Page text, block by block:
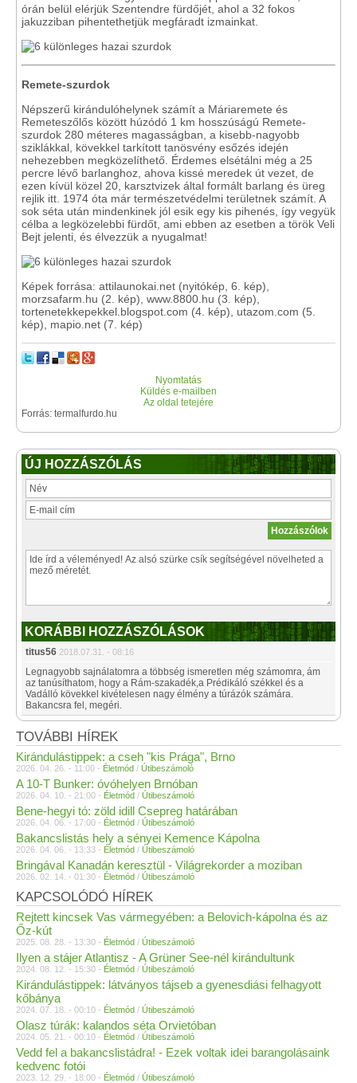
órán belül elérjük Szentendre fürdőjét, ahol a 32 fokos
jakuzziban pihentethetjük megfáradt izmainkat.
Remete-szurdok
Népszerű kirándulóhelynek számít a Máriaremete és
Remeteszőlős között húzódó 1 km hosszúságú Remete-
szurdok 280 méteres magasságban, a kisebb-nagyobb
sziklákkal, kövekkel tarkított tanösvény esőzés idején
nehezebben megközelíthető. Érdemes elsétálni még a 25
percre lévő barlanghoz, ahova kissé meredek út vezet, de
ezen kívül közel 20, karsztvizek által formált barlang és üreg
rejlik itt. 1974 óta már természetvédelmi területnek számít. A
sok séta után mindenkinek jól esik egy kis pihenés, így vegyük
célba a legközelebbi fürdőt, ami ebben az esetben a török Veli
Bejt jelenti, és élvezzük a nyugalmat!
Képek forrása: attilaunokai.net (nyitókép, 6. kép),
morzsafarm.hu (2. kép), www.8800.hu (3. kép),
tortenetekkepekkel.blogspot.com (4. kép), utazom.com (5.
kép), mapio.net (7. kép)
Nyomtatás
Küldés e-mailben
Az oldal tetejére
Forrás: termalfurdo.hu
ÚJ HOZZÁSZÓLÁS
KORÁBBI HOZZÁSZÓLÁSOK
titus56 2018.07.31. - 08:16
Legnagyobb sajnálatomra a többség ismeretlen még számomra, ám
az tanúsíthatom, hogy a Rám-szakadék,a Prédikáló székkel és a
Vadálló kövekkel kivételesen nagy élmény a túrázók számára.
Bakancsra fel, megéri.
TOVÁBBI HÍREK
Kirándulástippek: a cseh "kis Prága", Brno
2026. 04. 26. - 11:00 - Életmód / Útibeszámoló
A 10-T Bunker: óvóhelyen Brnóban
2026. 04. 10. - 21:00 - Életmód / Útibeszámoló
Bene-hegyi tó: zöld idill Csepreg határában
2026. 04. 06. - 17:00 - Életmód / Útibeszámoló
Bakancslistás hely a sényei Kemence Kápolna
2026. 04. 06. - 13:33 - Életmód / Útibeszámoló
Bringával Kanadán keresztül - Világrekorder a moziban
2026. 02. 14. - 01:30 - Életmód / Útibeszámoló
KAPCSOLÓDÓ HÍREK
Rejtett kincsek Vas vármegyében: a Belovich-kápolna és az
Őz-kút
2025. 08. 28. - 13:30 - Életmód / Útibeszámoló
Ilyen a stájer Atlantisz - A Grüner See-nél kirándultunk
2024. 08. 12. - 15:30 - Életmód / Útibeszámoló
Kirándulástippek: látványos tájseb a gyenesdiási felhagyott
kőbánya
2024. 07. 18. - 00:10 - Életmód / Útibeszámoló
Olasz túrák: kalandos séta Orvietóban
2024. 05. 21. - 00:10 - Életmód / Útibeszámoló
Vedd fel a bakancslistádra! - Ezek voltak idei barangolásaink
kedvenc fotói
2023. 12. 29. - 18:00 - Életmód / Útibeszámoló